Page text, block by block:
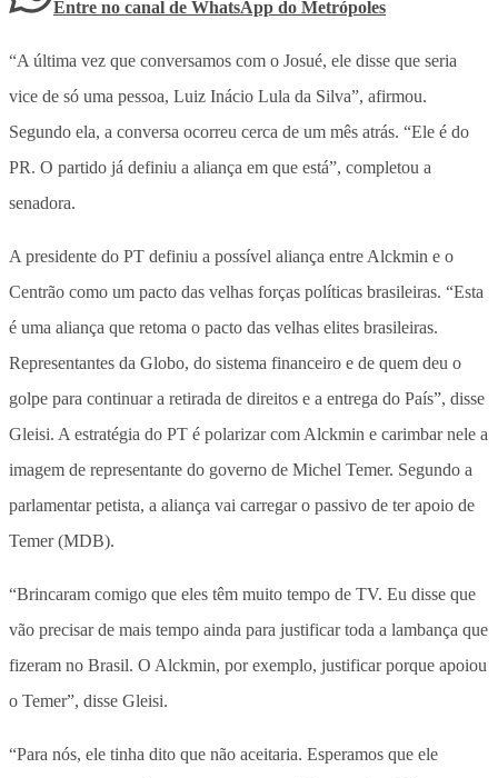
Entre no canal de WhatsApp do Metrópoles
“A última vez que conversamos com o Josué, ele disse que seria
vice de só uma pessoa, Luiz Inácio Lula da Silva”, afirmou.
Segundo ela, a conversa ocorreu cerca de um mês atrás. “Ele é do
PR. O partido já definiu a aliança em que está”, completou a
senadora.
A presidente do PT definiu a possível aliança entre Alckmin e o
Centrão como um pacto das velhas forças políticas brasileiras. “Esta
é uma aliança que retoma o pacto das velhas elites brasileiras.
Representantes da Globo, do sistema financeiro e de quem deu o
golpe para continuar a retirada de direitos e a entrega do País”, disse
Gleisi. A estratégia do PT é polarizar com Alckmin e carimbar nele a
imagem de representante do governo de Michel Temer. Segundo a
parlamentar petista, a aliança vai carregar o passivo de ter apoio de
Temer (MDB).
“Brincaram comigo que eles têm muito tempo de TV. Eu disse que
vão precisar de mais tempo ainda para justificar toda a lambança que
fizeram no Brasil. O Alckmin, por exemplo, justificar porque apoiou
o Temer”, disse Gleisi.
“Para nós, ele tinha dito que não aceitaria. Esperamos que ele